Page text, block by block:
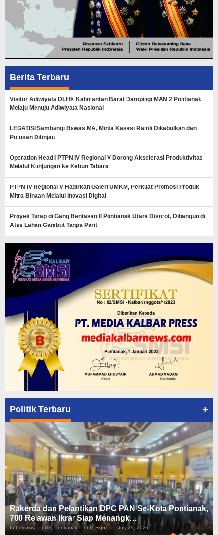
Berita Terbaru
Visitor Adiwiyata DLHK Kalimantan Barat Dampingi MAN 2 Pontianak
Melaju Menuju Adiwiyata Nasional
LEGATISI Sambangi Bawas MA, Minta Kasasi Ramli Dikabulkan dan
Putusan Ditinjau
Operation Head I PTPN IV Regional V Dorong Akselerasi Produktivitas
Melalui Kunjungan ke Kebun Tabara
PTPN IV Regional V Hadirkan Galeri UMKM, Perkuat Promosi Produk
Mitra Binaan Melalui Inovasi Digital
Proyek Turap di Gang Bentasan II Pontianak Utara Disorot, Dibangun di
Atas Lahan Gambut Tanpa Parit
Politik Terbaru +
Rakerda dan Pelantikan DPC PAN Se-Kota Pontianak,
700 Relawan Ikrar Siap Menangk…
In Peristiwa, Politik, Pontianak, Publik Figur | July 29, 2026